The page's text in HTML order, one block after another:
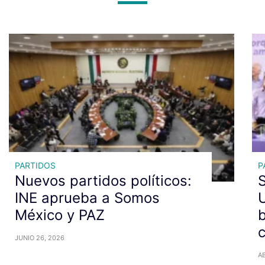
PARTIDOS
Nuevos partidos políticos:
INE aprueba a Somos
México y PAZ
JUNIO 26, 2026